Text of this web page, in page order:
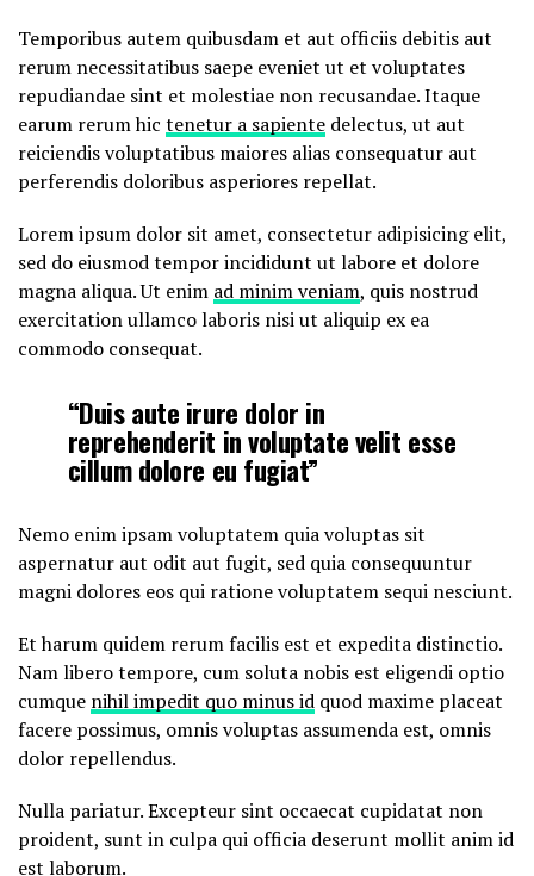
Temporibus autem quibusdam et aut officiis debitis aut
rerum necessitatibus saepe eveniet ut et voluptates
repudiandae sint et molestiae non recusandae. Itaque
earum rerum hic tenetur a sapiente delectus, ut aut
reiciendis voluptatibus maiores alias consequatur aut
perferendis doloribus asperiores repellat.
Lorem ipsum dolor sit amet, consectetur adipisicing elit,
sed do eiusmod tempor incididunt ut labore et dolore
magna aliqua. Ut enim ad minim veniam, quis nostrud
exercitation ullamco laboris nisi ut aliquip ex ea
commodo consequat.
“Duis aute irure dolor in
reprehenderit in voluptate velit esse
cillum dolore eu fugiat”
Nemo enim ipsam voluptatem quia voluptas sit
aspernatur aut odit aut fugit, sed quia consequuntur
magni dolores eos qui ratione voluptatem sequi nesciunt.
Et harum quidem rerum facilis est et expedita distinctio.
Nam libero tempore, cum soluta nobis est eligendi optio
cumque nihil impedit quo minus id quod maxime placeat
facere possimus, omnis voluptas assumenda est, omnis
dolor repellendus.
Nulla pariatur. Excepteur sint occaecat cupidatat non
proident, sunt in culpa qui officia deserunt mollit anim id
est laborum.